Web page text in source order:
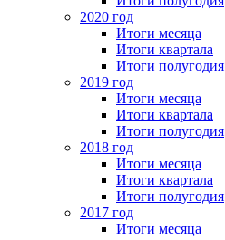
2020 год
Итоги месяца
Итоги квартала
Итоги полугодия
2019 год
Итоги месяца
Итоги квартала
Итоги полугодия
2018 год
Итоги месяца
Итоги квартала
Итоги полугодия
2017 год
Итоги месяца